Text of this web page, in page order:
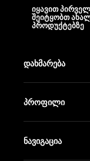
იყავით
შეიტყობთ
პროდუქტებზე
დახმარება
პროფილი
ნავიგაცია